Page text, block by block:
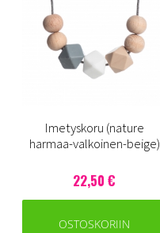
Imetyskoru (nature
harmaa-valkoinen-beige)
22,50 €
OSTOSKORIIN